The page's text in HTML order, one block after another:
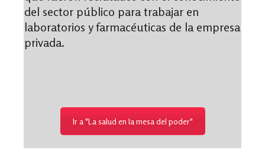
del sector público para trabajar en
laboratorios y farmacéuticas de la empresa
privada.
Ir a "La salud en la mesa del poder"